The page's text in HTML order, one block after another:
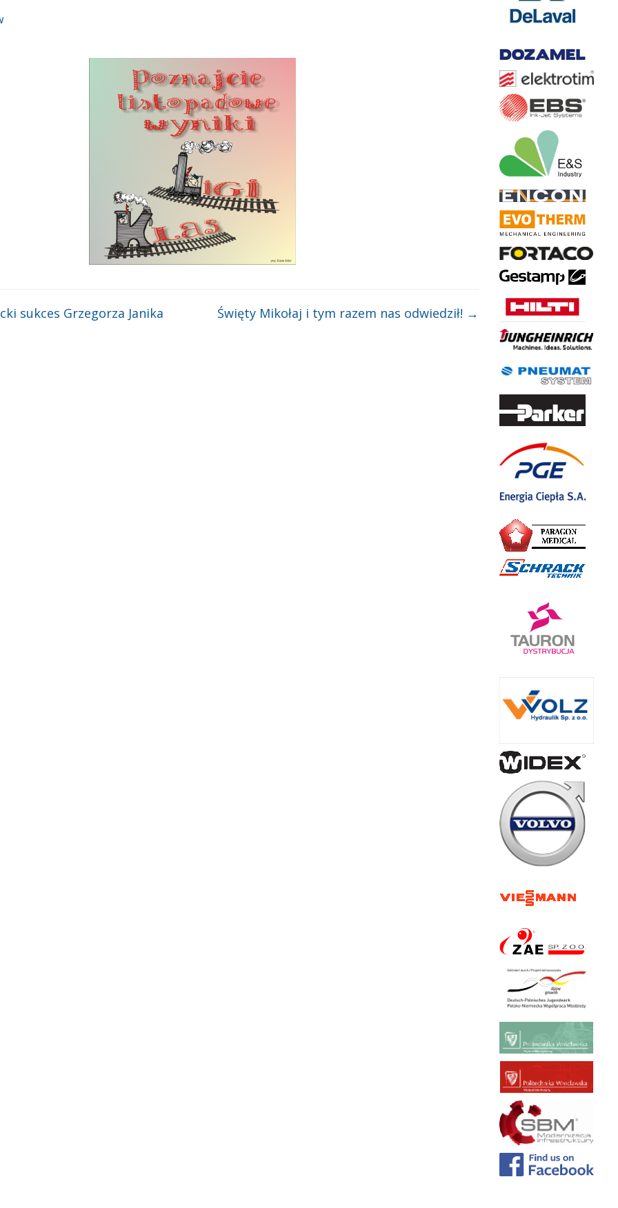
sukces Grzegorza Janika Święty Mikołaj i tym razem nas odwiedził! →